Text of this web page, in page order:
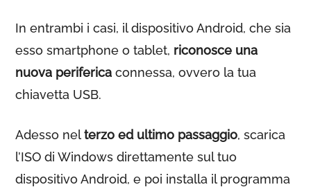
In entrambi i casi, il dispositivo Android, che sia
esso smartphone o tablet, riconosce una
nuova periferica connessa, ovvero la tua
chiavetta USB.
Adesso nelterzo ed ultimo passaggio, scarica
l’ISO di Windows direttamente sul tuo
dispositivo Android, e poi installa il programma